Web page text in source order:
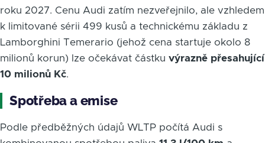
roku 2027. Cenu Audi zatím nezveřejnilo, ale vzhledem
k limitované sérii 499 kusů a technickému základu z
Lamborghini Temerario (jehož cena startuje okolo 8
milionů korun) lze očekávat částku výrazně přesahující
10 milionů Kč.
Spotřeba a emise
Podle předběžných údajů WLTP počítá Audi s